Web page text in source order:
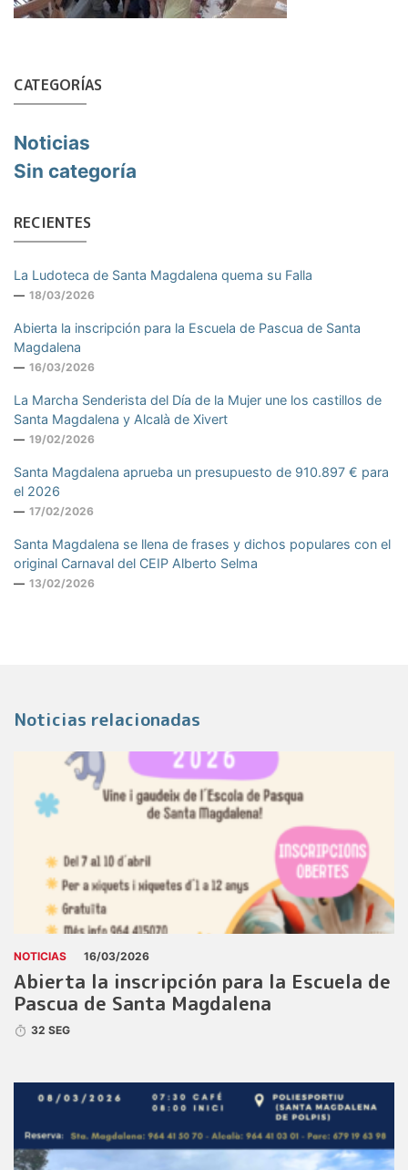
CATEGORÍAS
Noticias
Sin categoría
RECIENTES
La Ludoteca de Santa Magdalena quema su Falla
18/03/2026
Abierta la inscripción para la Escuela de Pascua de Santa
Magdalena
16/03/2026
La Marcha Senderista del Día de la Mujer une los castillos de
Santa Magdalena y Alcalà de Xivert
19/02/2026
Santa Magdalena aprueba un presupuesto de 910.897 € para
el 2026
17/02/2026
Santa Magdalena se llena de frases y dichos populares con el
original Carnaval del CEIP Alberto Selma
13/02/2026
Noticias relacionadas
NOTICIAS 16/03/2026
Abierta la inscripción para la Escuela de
Pascua de Santa Magdalena
32 SEG